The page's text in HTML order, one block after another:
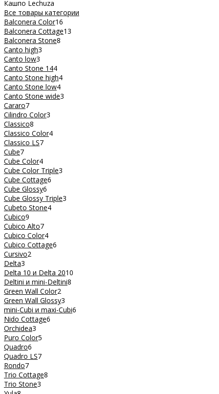
Кашпо Lechuza
Все товары категории
Balconera Color16
Balconera Cottage13
Balconera Stone8
Canto high3
Canto low3
Canto Stone 144
Canto Stone high4
Canto Stone low4
Canto Stone wide3
Cararo7
Cilindro Color3
Classico8
Classico Color4
Classico LS7
Cube7
Cube Color4
Cube Color Triple3
Cube Cottage6
Cube Glossy6
Cube Glossy Triple3
Cubeto Stone4
Cubico9
Cubico Alto7
Cubico Color4
Cubico Cottage6
Cursivo2
Delta3
Delta 10 и Delta 2010
Deltini и mini-Deltini8
Green Wall Color2
Green Wall Glossy3
mini-Cubi и maxi-Cubi6
Nido Cottage6
Orchidea3
Puro Color5
Quadro6
Quadro LS7
Rondo7
Trio Cottage8
Trio Stone3